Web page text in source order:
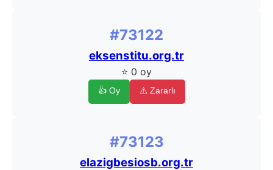
#73122
eksenstitu.org.tr
⭐ 0 oy
👍 Oy ⚠️ Zararlı
#73123
elazigbesiosb.org.tr